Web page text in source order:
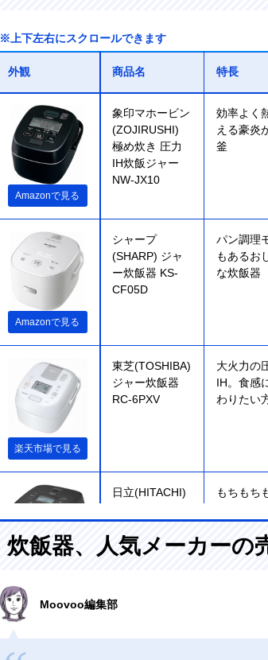
※上下左右にスクロールできます
外観 商品名 特長
Amazonで見る
象印マホービン
(ZOJIRUSHI)
極め炊き 圧力
IH炊飯ジャー
NW-JX10
効率よく
える豪炎
釜
Amazonで見る
シャープ
(SHARP) ジャ
ー炊飯器 KS-
CF05D
パン調理
もあるお
な炊飯器
楽天市場で見る
東芝(TOSHIBA)
ジャー炊飯器
RC-6PXV
大火力の
IH。食感
わりたい
日立(HITACHI)
Y100HJ
もちもち
ひとつ
Amazonで見る
炊飯器、人気メーカーの
Moovoo編集部